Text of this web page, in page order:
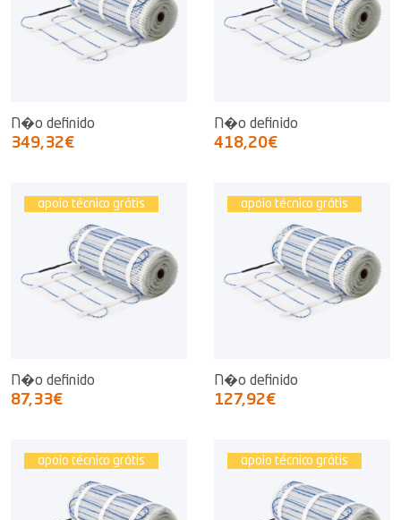
N�o definido
349,32€
N�o definido
418,20€
apoio técnico grátis
N�o definido
87,33€
apoio técnico grátis
N�o definido
127,92€
apoio técnico grátis apoio técnico grátis